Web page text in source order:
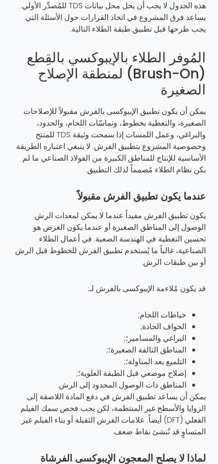
هذه الجدول لا يجب أن يحل محل بيانات TDS للمُصدِّر الأولي.
يساعد فرق المشروع في اتخاذ القرارات حول الأسئلة التي
يجب طرحها قبل تطبيق طبقة الطلاء التالية.
المُوفر الطلاء بالإيبوكسي بالقِطع
(Brush-On) لمنطقة الإصلاح
الصغيرة
يمكن أن يكون تطبيق الإيبوكسى بالفرش مقبولاً للإصلاحات
الصغيرة، والتغطية بخطوط، وتماسّات اللحام، والحدود،
والبراغي، وعمل اللمسات إذا سمحت وثيقة TDS للمنتج
وخصوصية المشروع بتطبيق الفرش. لا ينبغي اعتباره الطريقة
الأساسية للإنتاج للمناطق الكبيرة من الفولاذ الصناعي ما لم
يكن نظام الطلاء مُصمماً لذلك التطبيق.
عندما يكون تطبيق الفرش مقبولاً
يكون تطبيق الفرش مفيداً عندما لا يمكن لمعدات الرش
الوصول إلى المناطق الصغيرة أو عندما يكون الغرض هو
تحسين التغطية في الهندسة الصعبة. في أعمال الطلاء
الصناعية، غالباً ما يُستخدم تطبيق الفرش للخطوط قبل الرش
أو بين طبقات الرش.
قد يكون مُلاءمة الإيبوكسى بالفرش لـ:
خياطات اللحام;
الحواف الحادة;
البراغي والمسامير؛;
المناطق التالفة الصغيرة؛;
التلميع بعد المناولة؛;
إصلاح موضعي قبل الطبقة العلوية؛;
المناطق ذات الوصول المحدود إلى الرش.
يمكن أن يساعد تطبيق الفرش في دفع المادة اللاصقة إلى
الزوايا والأسطح غير المنتظمة، لكن يجب فحص سمك الفيلم
الفعلي (DFT) أيضاً. علامات الفرش الثقيلة أو بناء الفيلم غير
المتساوٍ قد تُنشئ نقاط ضعف.
لماذا لا يصلح المعجون الإيبوكسى الفرشاة